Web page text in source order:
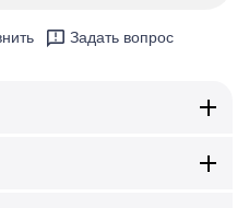
Задать вопрос